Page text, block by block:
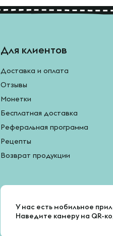
Для клиентов
Доставка и оплата
Отзывы
Монетки
Бесплатная доставка
Реферальная программа
Рецепты
Возврат продукции
У нас есть мобильное
Наведите камеру на QR-